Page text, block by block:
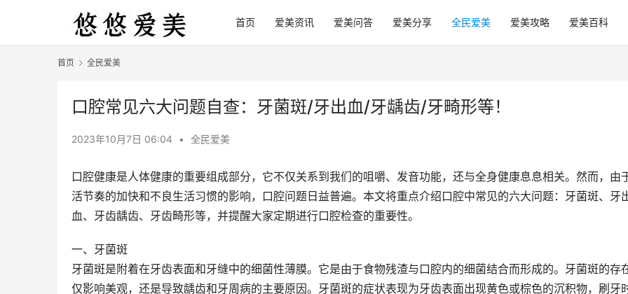
首页 爱美资讯 爱美问答 爱美分享 全民爱美 爱美攻略 爱美百科
首页 全民爱美
口腔常见六大问题自查：牙菌斑/牙出血/牙龋齿/牙畸形等！
2023年10月7日 06:04 • 全民爱美
口腔健康是人体健康的重要组成部分，它不仅关系到我们的咀嚼、发音功能，还与全身健康息息相关。然而，由
活节奏的加快和不良生活习惯的影响，口腔问题日益普遍。本文将重点介绍口腔中常见的六大问题：牙菌斑、牙
血、牙齿龋齿、牙齿畸形等，并提醒大家定期进行口腔检查的重要性。
一、牙菌斑
牙菌斑是附着在牙齿表面和牙缝中的细菌性薄膜。它是由于食物残渣与口腔内的细菌结合而形成的。牙菌斑的存
仅影响美观，还是导致龋齿和牙周病的主要原因。牙菌斑的症状表现为牙齿表面出现黄色或棕色的沉积物，刷牙